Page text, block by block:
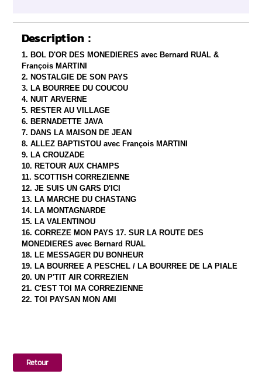
Description :
1. BOL D'OR DES MONEDIERES avec Bernard RUAL &
François MARTINI
2. NOSTALGIE DE SON PAYS
3. LA BOURREE DU COUCOU
4. NUIT ARVERNE
5. RESTER AU VILLAGE
6. BERNADETTE JAVA
7. DANS LA MAISON DE JEAN
8. ALLEZ BAPTISTOU avec François MARTINI
9. LA CROUZADE
10. RETOUR AUX CHAMPS
11. SCOTTISH CORREZIENNE
12. JE SUIS UN GARS D'ICI
13. LA MARCHE DU CHASTANG
14. LA MONTAGNARDE
15. LA VALENTINOU
16. CORREZE MON PAYS 17. SUR LA ROUTE DES
MONEDIERES avec Bernard RUAL
18. LE MESSAGER DU BONHEUR
19. LA BOURREE A PESCHEL / LA BOURREE DE LA PIALE
20. UN P'TIT AIR CORREZIEN
21. C'EST TOI MA CORREZIENNE
22. TOI PAYSAN MON AMI
Retour